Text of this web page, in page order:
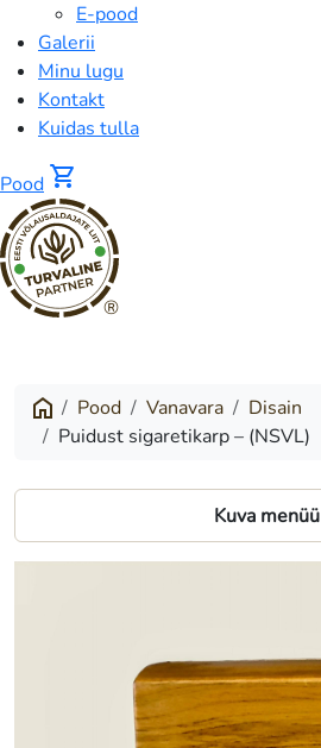
E-pood
Galerii
Minu lugu
Kontakt
Kuidas tulla
Pood shopping_cart
®
(NSVL)
Pood Vanavara
Disain
Puidust sigaretikarp – (NSVL)
Kuva menüü